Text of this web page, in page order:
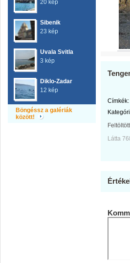
20 kép
Sibenik
23 kép
Uvala Svitla
3 kép
Diklo-Zadar
12 kép
Böngéssz a galériák
között!
Címkék:
Látta